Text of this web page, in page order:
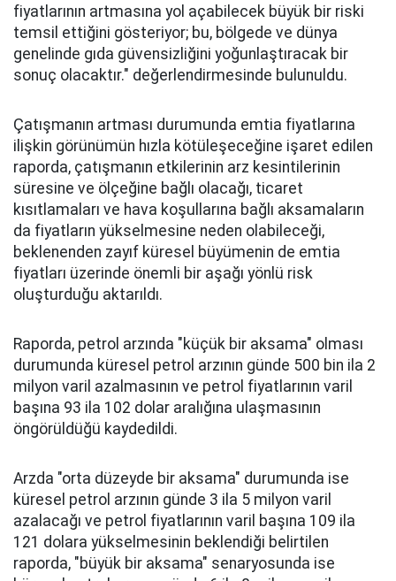
fiyatlarının artmasına yol açabilecek büyük bir riski
temsil ettiğini gösteriyor; bu, bölgede ve dünya
genelinde gıda güvensizliğini yoğunlaştıracak bir
sonuç olacaktır." değerlendirmesinde bulunuldu.
Çatışmanın artması durumunda emtia fiyatlarına
ilişkin görünümün hızla kötüleşeceğine işaret edilen
raporda, çatışmanın etkilerinin arz kesintilerinin
süresine ve ölçeğine bağlı olacağı, ticaret
kısıtlamaları ve hava koşullarına bağlı aksamaların
da fiyatların yükselmesine neden olabileceği,
beklenenden zayıf küresel büyümenin de emtia
fiyatları üzerinde önemli bir aşağı yönlü risk
oluşturduğu aktarıldı.
Raporda, petrol arzında "küçük bir aksama" olması
durumunda küresel petrol arzının günde 500 bin ila 2
milyon varil azalmasının ve petrol fiyatlarının varil
başına 93 ila 102 dolar aralığına ulaşmasının
öngörüldüğü kaydedildi.
Arzda "orta düzeyde bir aksama" durumunda ise
küresel petrol arzının günde 3 ila 5 milyon varil
azalacağı ve petrol fiyatlarının varil başına 109 ila
121 dolara yükselmesinin beklendiği belirtilen
raporda, "büyük bir aksama" senaryosunda ise